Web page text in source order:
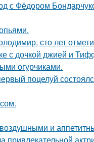
с Фёдором
сто лет
с дочкой джией и
огурчиками.
поцелуй
и